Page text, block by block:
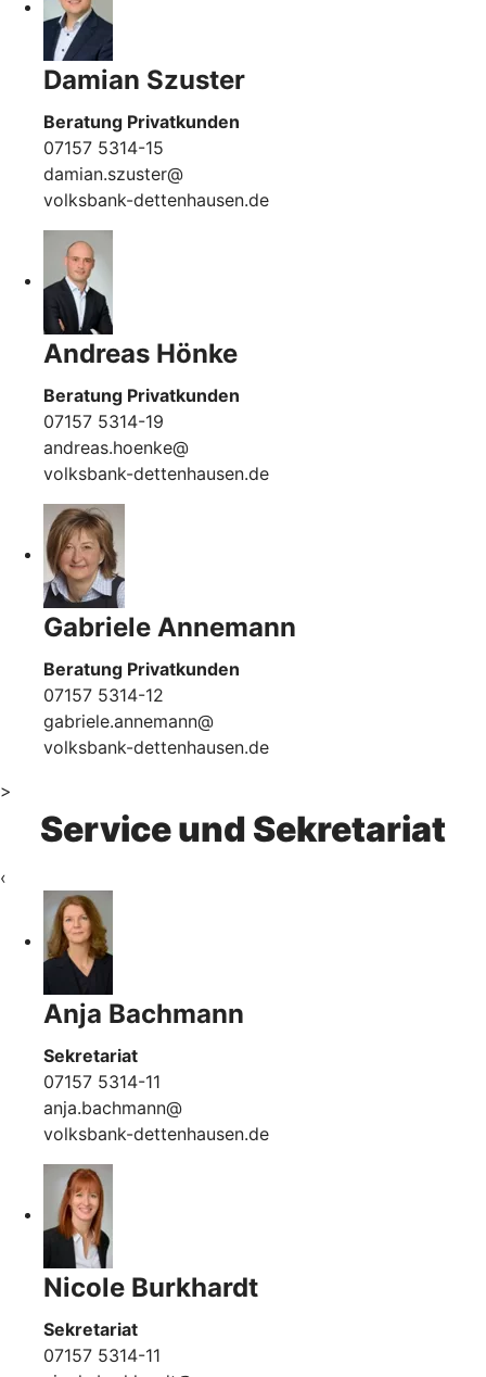
Damian Szuster
Beratung Privatkunden
07157 5314-15
damian.szuster@
volksbank-dettenhausen.de
Andreas Hönke
Beratung Privatkunden
07157 5314-19
andreas.hoenke@
volksbank-dettenhausen.de
Gabriele Annemann
Beratung Privatkunden
07157 5314-12
gabriele.annemann@
volksbank-dettenhausen.de
>
Service und Sekretariat
‹
Anja Bachmann
Sekretariat
07157 5314-11
anja.bachmann@
volksbank-dettenhausen.de
Nicole Burkhardt
Sekretariat
07157 5314-11